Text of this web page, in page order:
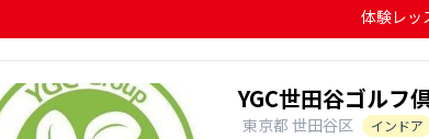
体験レッ
YGC世田谷ゴルフ
東京都 世田谷区
インドア